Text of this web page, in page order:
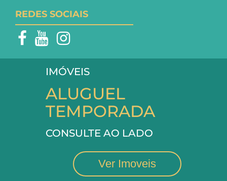
REDES SOCIAIS
IMÓVEIS
ALUGUEL
TEMPORADA
CONSULTE AO LADO
Ver Imoveis